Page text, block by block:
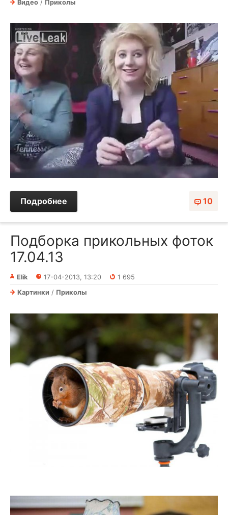
Видео / Приколы
10
Подробнее
Подборка прикольных фоток
17.04.13
Elik 17-04-2013, 13:20
1 695
Картинки / Приколы